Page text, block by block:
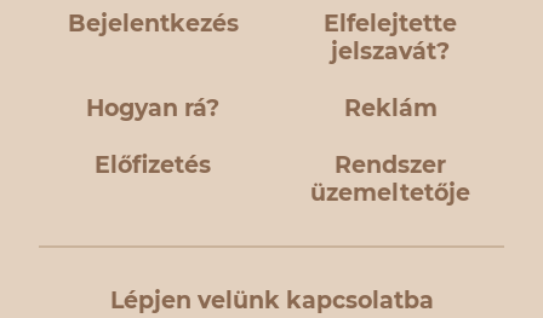
Bejelentkezés
Elfelejtette
jelszavát?
Hogyan rá? Reklám
Előfizetés
Rendszer
üzemeltetője
Lépjen velünk kapcsolatba